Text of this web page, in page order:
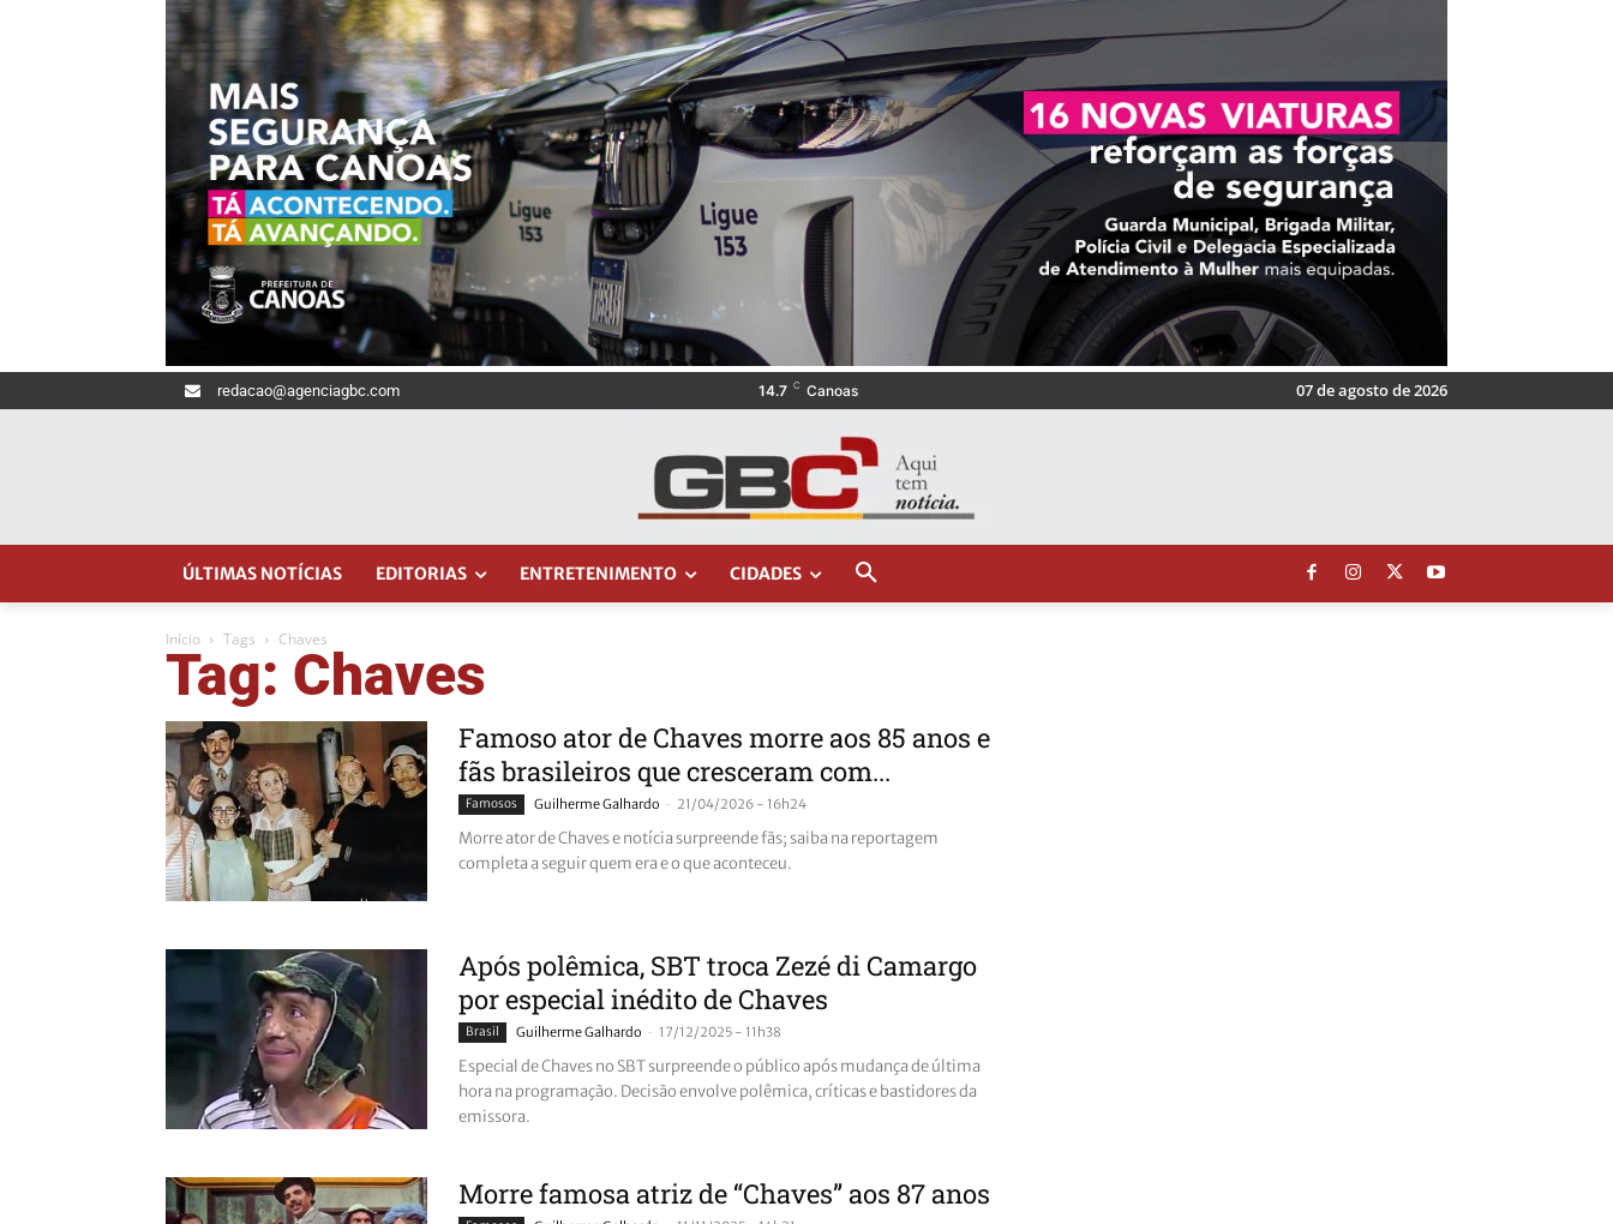
redacao@agenciagbc.com 14.7 C Canoas 07 de agosto de 2026
ÚLTIMAS NOTÍCIAS EDITORIAS ENTRETENIMENTO CIDADES
Início Tags Chaves
Tag: Chaves
Famoso ator de Chaves morre aos 85 anos e
fãs brasileiros que cresceram com...
Famosos Guilherme Galhardo - 21/04/2026 - 16h24
Morre ator de Chaves e notícia surpreende fãs; saiba na reportagem
completa a seguir quem era e o que aconteceu.
Após polêmica, SBT troca Zezé di Camargo
por especial inédito de Chaves
Brasil Guilherme Galhardo - 17/12/2025 - 11h38
Especial de Chaves no SBT surpreende o público após mudança de última
hora na programação. Decisão envolve polêmica, críticas e bastidores da
emissora.
Morre famosa atriz de “Chaves” aos 87 anos